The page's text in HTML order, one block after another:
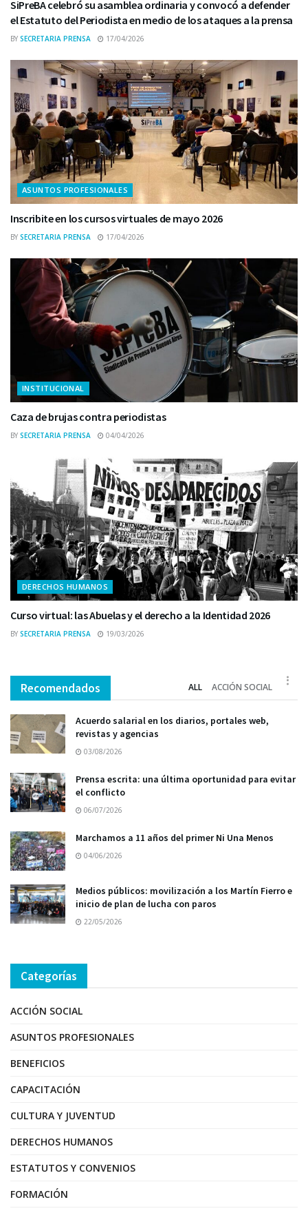
SiPreBA celebró su asamblea ordinaria y convocó a defender
el Estatuto del Periodista en medio de los ataques a la prensa
BY SECRETARIA PRENSA 17/04/2026
ASUNTOS PROFESIONALES
Inscribite en los cursos virtuales de mayo 2026
BY SECRETARIA PRENSA 17/04/2026
INSTITUCIONAL
Caza de brujas contra periodistas
BY SECRETARIA PRENSA 04/04/2026
DERECHOS HUMANOS
Curso virtual: las Abuelas y el derecho a la Identidad 2026
BY SECRETARIA PRENSA 19/03/2026
Recomendados ALL ACCIÓN SOCIAL
Acuerdo salarial en los diarios, portales web,
revistas y agencias
03/08/2026
Prensa escrita: una última oportunidad para evitar
el conflicto
06/07/2026
Marchamos a 11 años del primer Ni Una Menos
04/06/2026
Medios públicos: movilización a los Martín Fierro e
inicio de plan de lucha con paros
22/05/2026
Categorías
ACCIÓN SOCIAL
ASUNTOS PROFESIONALES
BENEFICIOS
CAPACITACIÓN
CULTURA Y JUVENTUD
DERECHOS HUMANOS
ESTATUTOS Y CONVENIOS
FORMACIÓN